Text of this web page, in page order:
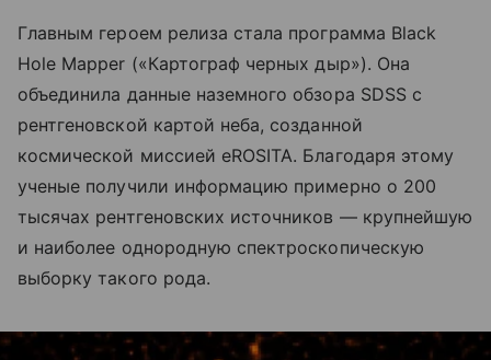
Главным героем релиза стала программа Black
Hole Mapper («Картограф черных дыр»). Она
объединила данные наземного обзора SDSS с
рентгеновской картой неба, созданной
космической миссией eROSITA. Благодаря этому
ученые получили информацию примерно о 200
тысячах рентгеновских источников — крупнейшую
и наиболее однородную спектроскопическую
выборку такого рода.